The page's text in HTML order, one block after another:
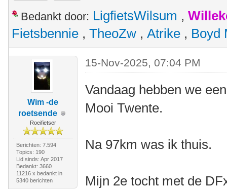
Bedankt door: LigfietsWilsum ,
Fietsbennie , TheoZw , Atrike , Boyd
Wim -de
roetsende
Roeifietser
Berichten: 7.594
Topics: 190
Lid sinds: Apr 2017
Bedankt: 3660
11216 x bedankt in
5340 berichten
15-Nov-2025, 07:04 PM
Vandaag hebben we
Mooi Twente.
Na 97km was ik thuis.
Mijn 2e tocht met de